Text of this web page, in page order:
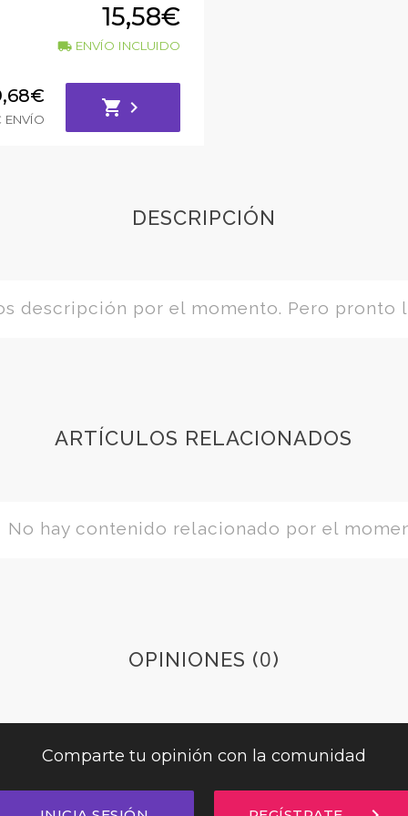
15,58€
local_shippingENVÍO INCLUIDO
shopping_cart chevron_right
DESCRIPCIÓN
descripción por el momento. Pero pronto
ARTÍCULOS RELACIONADOS
No hay contenido relacionado por el
OPINIONES (0)
Comparte tu opinión con la comunidad